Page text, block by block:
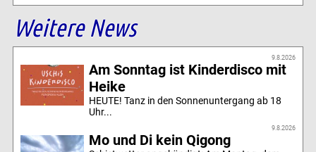
Weitere News
9.8.2026
Am Sonntag ist Kinderdisco mit
Heike
HEUTE! Tanz in den Sonnenuntergang ab 18
Uhr...
9.8.2026
Mo und Di kein Qigong